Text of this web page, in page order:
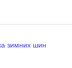
зимних шин